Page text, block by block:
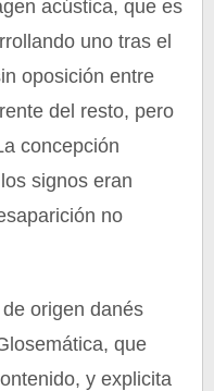
acústica, que es
uno tras el
oposición entre
del resto, pero
concepción
signos eran
no
origen danés
que
y explicita